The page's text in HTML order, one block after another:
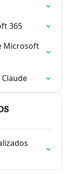
365
Microsoft